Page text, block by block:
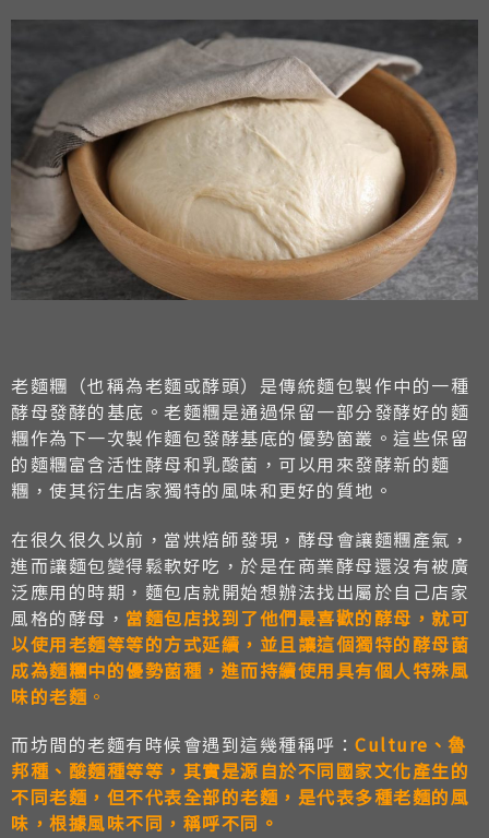
老麵糰（也稱為老麵或酵頭）是傳統麵包製作中的一種
酵母發酵的基底。老麵糰是通過保留一部分發酵好的麵
糰作為下一次製作麵包發酵基底的優勢箘叢。這些保留
的麵糰富含活性酵母和乳酸菌，可以用來發酵新的麵
糰，使其衍生店家獨特的風味和更好的質地。
在很久很久以前，當烘焙師發現，酵母會讓麵糰產氣，
進而讓麵包變得鬆軟好吃，於是在商業酵母還沒有被廣
泛應用的時期，麵包店就開始想辦法找出屬於自己店家
風格的酵母， 當麵包店找到了他們最喜歡的酵母，就可
以使用老麵等等的方式延續，並且讓這個獨特的酵母菌
成為麵糰中的優勢菌種 ，進而持續使用具有個人特殊風
味的老麵 。
而坊間的老麵有時候會遇到這幾種稱呼： Culture、魯
邦種、酸麵種等等，其實是源自於不同國家文化產生的
不同老麵，但不代表全部的老麵，是代表多種老麵的風
味，根據風味不同，稱呼不同。